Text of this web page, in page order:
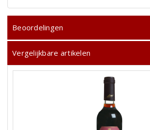
Beoordelingen
Vergelijkbare artikelen